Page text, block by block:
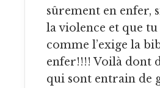
sûrement en enfer,
la violence et que tu
comme l’exige la
enfer!!!! Voilà dont
qui sont entrain de